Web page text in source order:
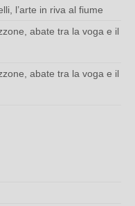
l’arte in riva al fiume
abate tra la voga e il
abate tra la voga e il